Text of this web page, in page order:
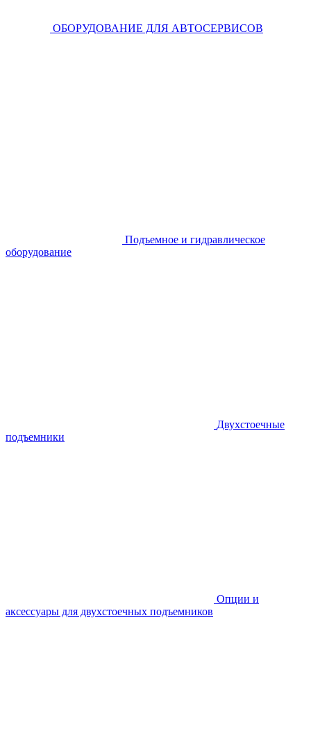
ОБОРУДОВАНИЕ ДЛЯ АВТОСЕРВИСОВ
Подъемное и гидравлическое
оборудование
Двухстоечные
подъемники
Опции и
аксессуары для двухстоечных подъемников